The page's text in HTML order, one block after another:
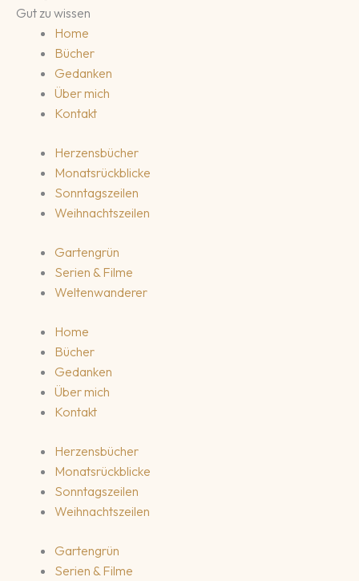
Gut zu wissen
Home
Bücher
Gedanken
Über mich
Kontakt
Herzensbücher
Monatsrückblicke
Sonntagszeilen
Weihnachtszeilen
Gartengrün
Serien & Filme
Weltenwanderer
Home
Bücher
Gedanken
Über mich
Kontakt
Herzensbücher
Monatsrückblicke
Sonntagszeilen
Weihnachtszeilen
Gartengrün
Serien & Filme